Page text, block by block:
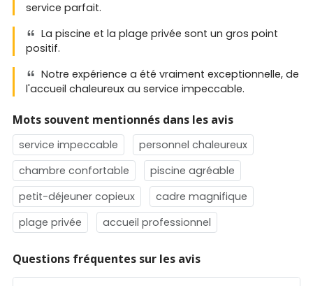
service parfait.
La piscine et la plage privée sont un gros point
positif.
Notre expérience a été vraiment exceptionnelle, de
l'accueil chaleureux au service impeccable.
Mots souvent mentionnés dans les avis
service impeccable
personnel chaleureux
chambre confortable
piscine agréable
petit-déjeuner copieux
cadre magnifique
plage privée
accueil professionnel
Questions fréquentes sur les avis